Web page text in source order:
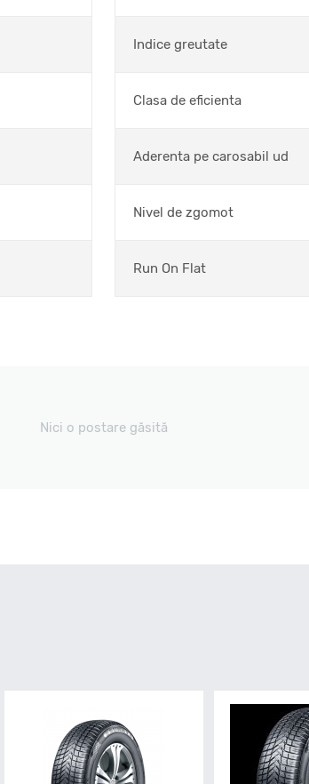
Indice greutate
Clasa de eficienta
Aderenta pe carosabil ud
Nivel de zgomot
Run On Flat
Nici o postare găsită